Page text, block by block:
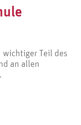
wichtiger Teil des
an allen